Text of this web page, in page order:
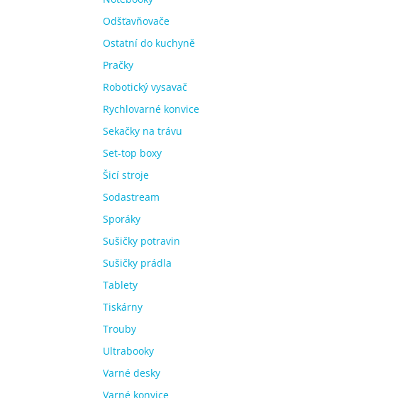
Odšťavňovače
Ostatní do kuchyně
Pračky
Robotický vysavač
Rychlovarné konvice
Sekačky na trávu
Set-top boxy
Šicí stroje
Sodastream
Sporáky
Sušičky potravin
Sušičky prádla
Tablety
Tiskárny
Trouby
Ultrabooky
Varné desky
Varné konvice